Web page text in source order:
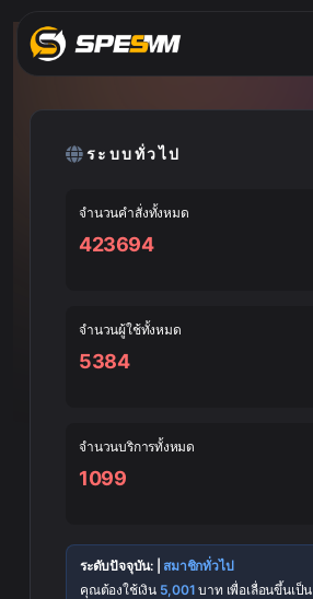
วิธีใช้งานเว็บไซต์ ?
ลงชื่อเข้าใช้
ระบบทั่วไป
จำนวนคำสั่งทั้งหมด
423694
จำนวนผู้ใช้ทั้งหมด
5384
จำนวนบริการทั้งหมด
1099
ระดับปัจจุบัน: | สมาชิกทั่วไป
คุณต้องใช้เงิน 5,001 บาท เพื่อเลื่อนขึ้นเป็น